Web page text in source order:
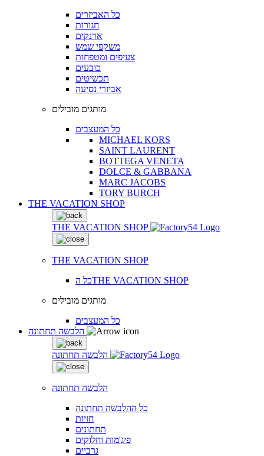
כל האביזרים
חגורות
ארנקים
משקפי שמש
צעיפים ומטפחות
כובעים
תכשיטים
אביזרי נסיעה
מותגים מובילים
כל המעצבים
MICHAEL KORS
SAINT LAURENT
BOTTEGA VENETA
DOLCE & GABBANA
MARC JACOBS
TORY BURCH
THE VACATION SHOP
THE VACATION SHOP
THE VACATION SHOP
כל הTHE VACATION SHOP
מותגים מובילים
כל המעצבים
הלבשה תחתונה
הלבשה תחתונה
כל ההלבשה תחתונה
חזיות
תחתונים
פיג'מות וחלוקים
גרביים